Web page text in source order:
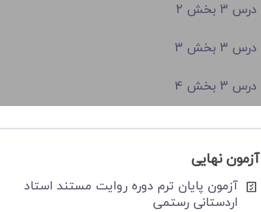
درس 3 بخش 2
درس 3 بخش 3
درس 3 بخش 4
آزمون نهایی
آزمون پایان ترم دوره روایت مستند استاد
اردستانی رستمی